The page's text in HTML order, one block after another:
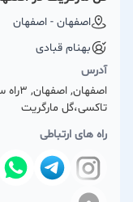
اصفهان - اصفهان
بهنام قبادی
آدرس
تاکسی،گل مارگریت
راه های ارتباطی